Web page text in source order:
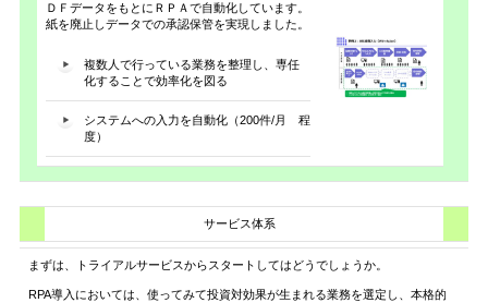
ＤＦデータをもとにＲＰＡで自動化しています。
紙を廃止しデータでの承認保管を実現しました。
複数人で行っている業務を整理し、専任
化することで効率化を図る
システムへの入力を自動化（200件/月 程
度）
サービス体系
まずは、トライアルサービスからスタートしてはどうでしょうか。
RPA導入においては、使ってみて投資対効果が生まれる業務を選定し、本格的